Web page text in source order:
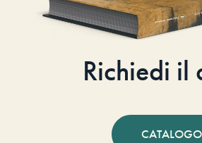
Richiedi il